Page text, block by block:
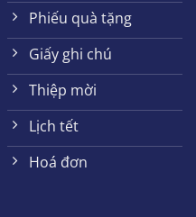
Phiếu quà tặng
Giấy ghi chú
Thiệp mời
Lịch tết
Hoá đơn